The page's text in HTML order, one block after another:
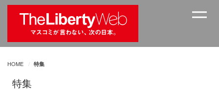
HOME 特集
特集